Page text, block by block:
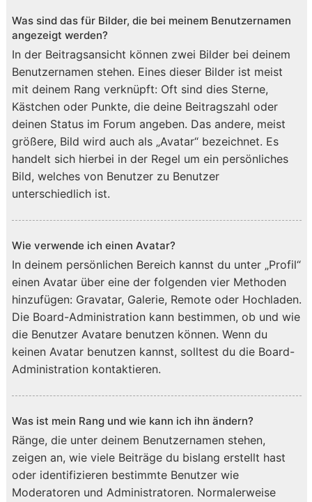
Was sind das für Bilder, die bei meinem Benutzernamen
angezeigt werden?
In der Beitragsansicht können zwei Bilder bei deinem
Benutzernamen stehen. Eines dieser Bilder ist meist
mit deinem Rang verknüpft: Oft sind dies Sterne,
Kästchen oder Punkte, die deine Beitragszahl oder
deinen Status im Forum angeben. Das andere, meist
größere, Bild wird auch als „Avatar“ bezeichnet. Es
handelt sich hierbei in der Regel um ein persönliches
Bild, welches von Benutzer zu Benutzer
unterschiedlich ist.
Wie verwende ich einen Avatar?
In deinem persönlichen Bereich kannst du unter „Profil“
einen Avatar über eine der folgenden vier Methoden
hinzufügen: Gravatar, Galerie, Remote oder Hochladen.
Die Board-Administration kann bestimmen, ob und wie
die Benutzer Avatare benutzen können. Wenn du
keinen Avatar benutzen kannst, solltest du die Board-
Administration kontaktieren.
Was ist mein Rang und wie kann ich ihn ändern?
Ränge, die unter deinem Benutzernamen stehen,
zeigen an, wie viele Beiträge du bislang erstellt hast
oder identifizieren bestimmte Benutzer wie
Moderatoren und Administratoren. Normalerweise